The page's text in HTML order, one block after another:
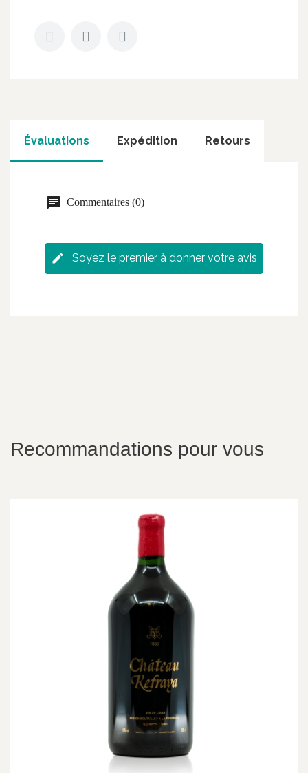
Évaluations Expédition Retours
Commentaires (0)
Soyez le premier à donner votre avis
Recommandations pour vous